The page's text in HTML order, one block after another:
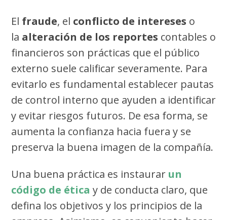
El fraude, el conflicto de intereses o
la alteración de los reportes contables o
financieros son prácticas que el público
externo suele calificar severamente. Para
evitarlo es fundamental establecer pautas
de control interno que ayuden a identificar
y evitar riesgos futuros. De esa forma, se
aumenta la confianza hacia fuera y se
preserva la buena imagen de la compañía.
Una buena práctica es instaurar un
código de ética y de conducta claro, que
defina los objetivos y los principios de la